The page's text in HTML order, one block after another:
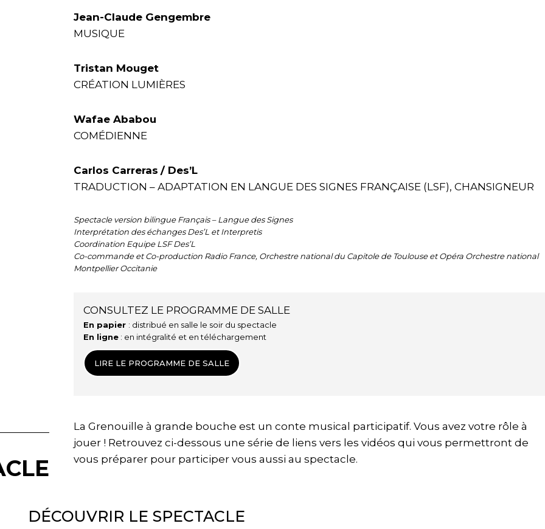
Jean-Claude Gengembre
MUSIQUE
Tristan Mouget
CRÉATION LUMIÈRES
Wafae Ababou
COMÉDIENNE
Carlos Carreras / Des’L
TRADUCTION – ADAPTATION EN LANGUE DES SIGNES FRANÇAISE (LSF), CHANSIGNEUR
Spectacle version bilingue Français – Langue des Signes
Interprétation des échanges Des’L et Interpretis
Coordination Equipe LSF Des’L
Co-commande et Co-production Radio France, Orchestre national du Capitole de Toulouse et Opéra Orchestre national
Montpellier Occitanie
CONSULTEZ LE PROGRAMME DE SALLE
En papier : distribué en salle le soir du spectacle
En ligne : en intégralité et en téléchargement
LIRE LE PROGRAMME DE SALLE
La Grenouille à grande bouche est un conte musical participatif. Vous avez votre rôle à
jouer ! Retrouvez ci-dessous une série de liens vers les vidéos qui vous permettront de
vous préparer pour participer vous aussi au spectacle.
DÉCOUVRIR LE SPECTACLE